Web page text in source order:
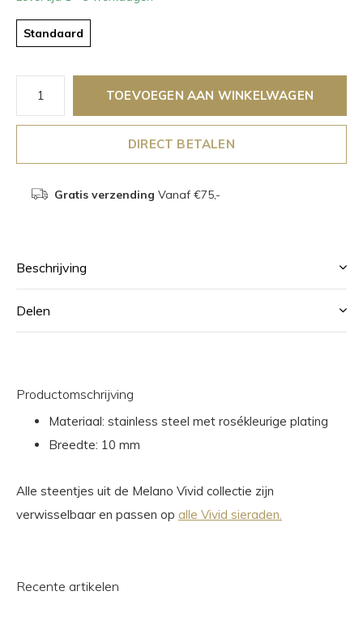
Standaard
TOEVOEGEN AAN WINKELWAGEN
DIRECT BETALEN
Gratis verzending Vanaf €75,-
Beschrijving
Delen
Productomschrijving
Materiaal: stainless steel met rosékleurige plating
Breedte: 10 mm
Alle steentjes uit de Melano Vivid collectie zijn
verwisselbaar en passen op alle Vivid sieraden.
Recente artikelen